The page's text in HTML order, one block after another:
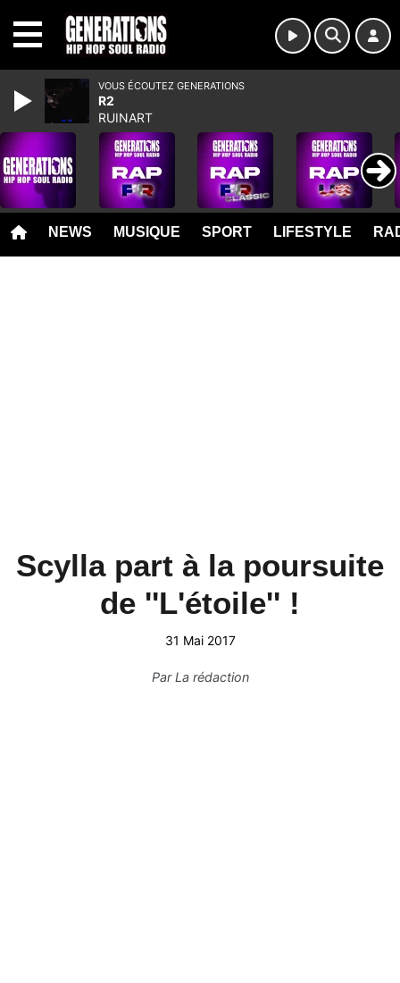
NEWS MUSIQUE SPORT LIFESTYLE
Scylla part à la poursuite
de ''L'étoile'' !
31 Mai 2017
ParLa rédaction
VOUS ÉCOUTEZ GENERATIONS
R2
RUINART